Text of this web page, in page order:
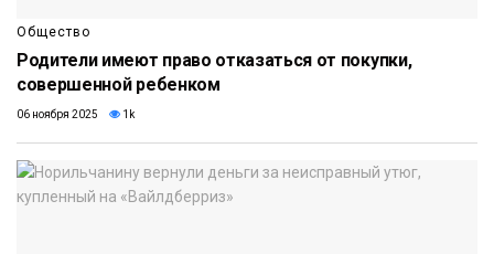
Общество
Родители имеют право отказаться от покупки,
совершенной ребенком
06 ноября 2025 1k